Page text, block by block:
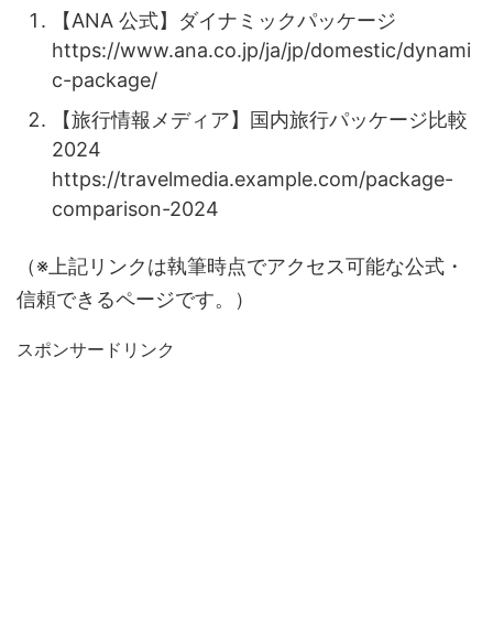
【ANA 公式】ダイナミックパッケージ
https://www.ana.co.jp/ja/jp/domestic/dynami
c-package/
【旅行情報メディア】国内旅行パッケージ比較
2024
https://travelmedia.example.com/package-
comparison-2024
（※上記リンクは執筆時点でアクセス可能な公式・
信頼できるページです。）
スポンサードリンク